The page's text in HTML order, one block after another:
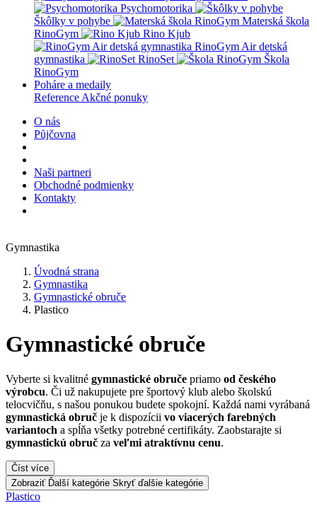
Psychomotorika
Škôlky v pohybe
Materská škola
RinoGym
Rino Kjub
RinoGym Air detská
gymnastika
RinoSet
Škola
RinoGym
Poháre a medaily
Reference Akčné ponuky
O nás
Půjčovna
Naši partneri
Obchodné podmienky
Kontakty
Gymnastika
Úvodná strana
Gymnastika
Gymnastické obruče
Plastico
Gymnastické obruče
Vyberte si kvalitné gymnastické obruče priamo od českého
výrobcu. Či už nakupujete pre športový klub alebo školskú
telocvičňu, s našou ponukou budete spokojní. Každá nami vyrábaná
gymnastická obruč je k dispozícii vo viacerých farebných
variantoch a spĺňa všetky potrebné certifikáty. Zaobstarajte si
gymnastickú obruč za veľmi atraktívnu cenu.
Číst více
Zobraziť Ďalší kategórie Skryť ďalšie kategórie
Plastico